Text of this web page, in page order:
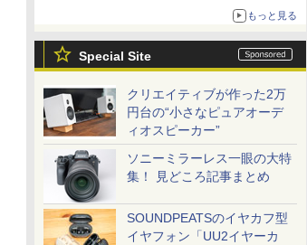
もっと見る
Special Site
クリエイティブが作った2万
円台の“小さなピュアオーデ
ィオスピーカー”
ソニーミラーレス一眼の大特
集！ 見どころ記事まとめ
SOUNDPEATSのイヤカフ型
イヤフォン「UU2イヤーカ